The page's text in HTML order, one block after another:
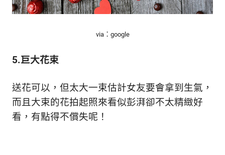
via：google
5.巨大花束
送花可以，但太大一束估計女友要會拿到生氣，
而且大束的花拍起照來看似彭湃卻不太精緻好
看，有點得不償失呢！